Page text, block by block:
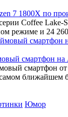
7 1800X по
Coffee Lake-
режиме и 24
смартфон на
смартфон от
ближайшем
Юмор